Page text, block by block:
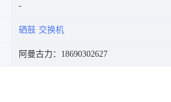
硒鼓 交换机
阿曼古力：18690302627